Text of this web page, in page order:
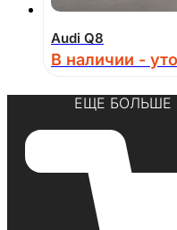
Audi Q8
В наличии -
ЕЩЕ БОЛЬШЕ